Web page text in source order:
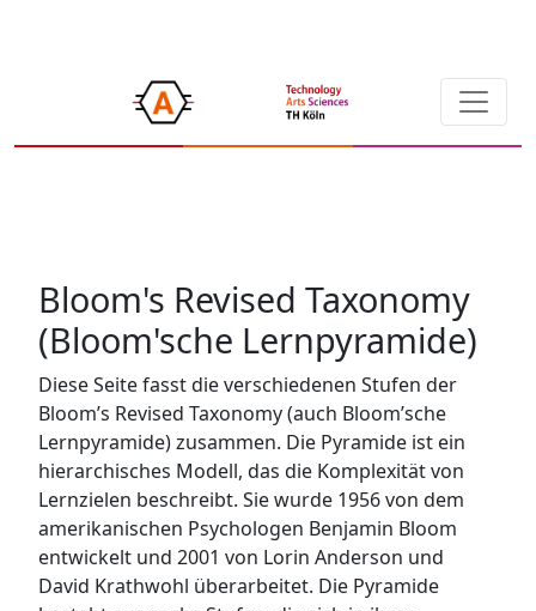
Bloom's Revised Taxonomy
(Bloom'sche Lernpyramide)
Diese Seite fasst die verschiedenen Stufen der
Bloom’s Revised Taxonomy (auch Bloom’sche
Lernpyramide) zusammen. Die Pyramide ist ein
hierarchisches Modell, das die Komplexität von
Lernzielen beschreibt. Sie wurde 1956 von dem
amerikanischen Psychologen Benjamin Bloom
entwickelt und 2001 von Lorin Anderson und
David Krathwohl überarbeitet. Die Pyramide